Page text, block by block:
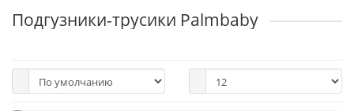
Подгузники-трусики Palmbaby